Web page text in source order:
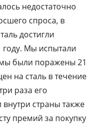
недостаточно
спроса, в
достигли
году. Мы испытали
были поражены 21
на сталь в течение
раза его
внутри страны также
премий за покупку